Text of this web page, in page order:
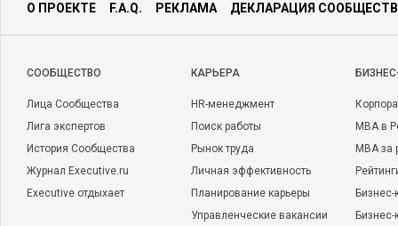
О ПРОЕКТЕ F.A.Q. РЕКЛАМА ДЕКЛАРАЦИЯ
CООБЩЕСТВО
Лица Сообщества
Лига экспертов
История Сообщества
Журнал Executive.ru
Executive отдыхает
КАРЬЕРА
HR-менеджмент
Поиск работы
Рынок труда
Личная эффективность
Планирование карьеры
Управленческие вакансии
MBA в
MBA
Бизнес-